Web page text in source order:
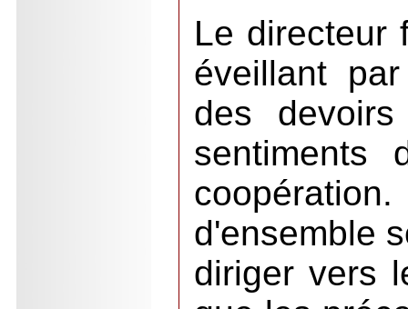
Le directeur
éveillant
des
sentiments
d'ensemble
diriger vers